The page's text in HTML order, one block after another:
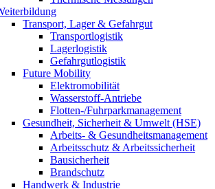
Transport, Lager & Gefahrgut
Transportlogistik
Lagerlogistik
Gefahrgutlogistik
Future Mobility
Elektromobilität
Wasserstoff-Antriebe
Flotten-/Fuhrparkmanagement
Gesundheit, Sicherheit & Umwelt (HSE)
Arbeits- & Gesundheitsmanagement
Arbeitsschutz & Arbeitssicherheit
Bausicherheit
Brandschutz
Handwerk & Industrie